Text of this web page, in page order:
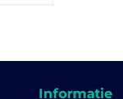
Informatie